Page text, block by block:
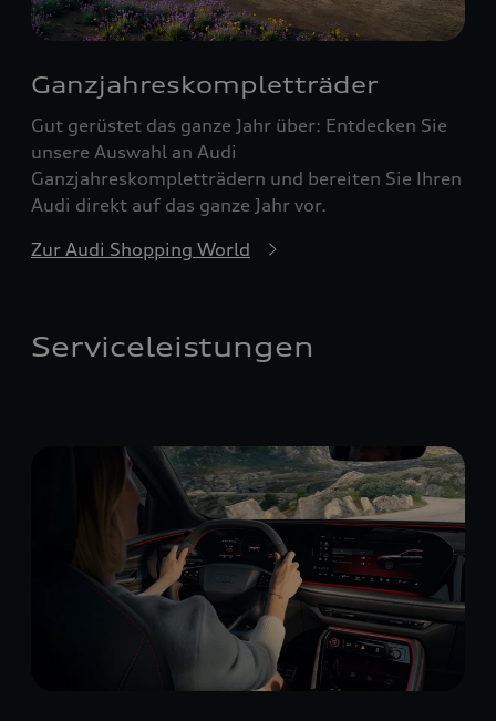
Ganzjahreskompletträder
Gut gerüstet das ganze Jahr über: Entdecken Sie
unsere Auswahl an Audi
Ganzjahreskompletträdern und bereiten Sie Ihren
Audi direkt auf das ganze Jahr vor.
Zur Audi Shopping World
Serviceleistungen